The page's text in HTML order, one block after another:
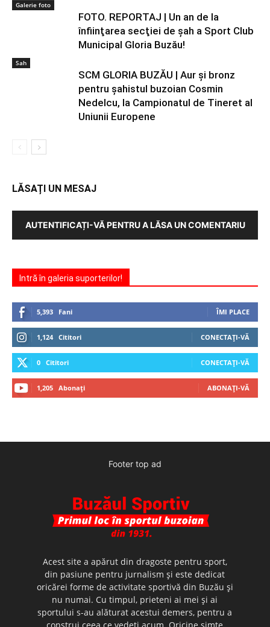
Galerie foto
FOTO. REPORTAJ | Un an de la
înfiinţarea secţiei de şah a Sport Club
Municipal Gloria Buzău!
Sah
SCM GLORIA BUZĂU | Aur şi bronz
pentru şahistul buzoian Cosmin
Nedelcu, la Campionatul de Tineret al
Uniunii Europene
LĂSAȚI UN MESAJ
AUTENTIFICAȚI-VĂ PENTRU A LĂSA UN COMENTARIU
Intră în galeria suporterilor!
5,393 Fani ÎMI PLACE
1,124 Cititori CONECTAȚI-VĂ
0 Cititori CONECTAȚI-VĂ
1,205 Abonați ABONAȚI-VĂ
Footer top ad
Acest site a apărut din dragoste pentru sport,
din pasiune pentru jurnalism şi este dedicat
oricărei forme de activitate sportivă din Buzău şi
nu numai. Cu timpul, prieteni ai mei şi ai
sportului s-au alăturat acestui demers, pentru a